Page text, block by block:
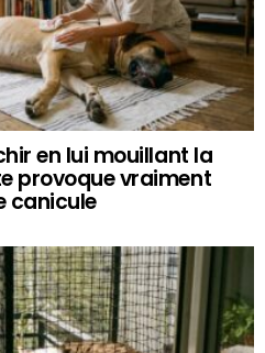
en lui mouillant la
provoque vraiment
canicule